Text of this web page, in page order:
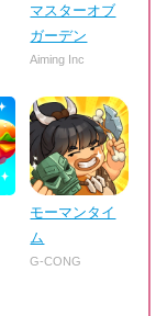
マスターオブ
ガーデン
Aiming Inc
モーマンタイ
ム
G-CONG